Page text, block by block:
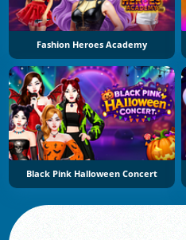
Fashion Heroes Academy
Black Pink Halloween Concert